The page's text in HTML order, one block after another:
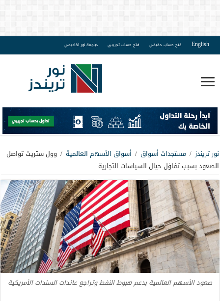
English فتح حساب حقيقي فتح حساب تجريبي دبلومة نور اكاديمي
نور تريندز / مستجدات أسواق / أسواق الأسهم العالمية / وول ستريت تواصل
الصعود بسبب تفاؤل حيال السياسات التجارية
صعود الأسهم العالمية بدعم هبوط النفط وتراجع عائدات السندات الأمريكية